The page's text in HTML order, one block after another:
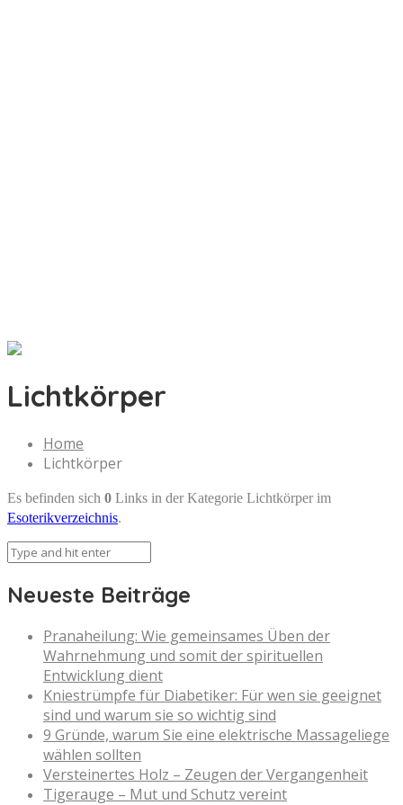
Lichtkörper
Home
Lichtkörper
Es befinden sich 0 Links in der Kategorie Lichtkörper im
Esoterikverzeichnis.
Neueste Beiträge
Pranaheilung: Wie gemeinsames Üben der
Wahrnehmung und somit der spirituellen
Entwicklung dient
Kniestrümpfe für Diabetiker: Für wen sie geeignet
sind und warum sie so wichtig sind
9 Gründe, warum Sie eine elektrische Massageliege
wählen sollten
Versteinertes Holz – Zeugen der Vergangenheit
Tigerauge – Mut und Schutz vereint